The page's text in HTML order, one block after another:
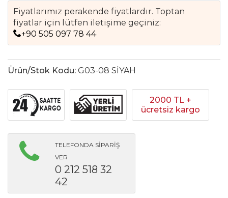
Fiyatlarımız perakende fiyatlardır. Toptan
fiyatlar için lütfen iletişime geçiniz:
+90 505 097 78 44
Ürün/Stok Kodu: G03-08 SİYAH
2000 TL +
ücretsiz kargo
TELEFONDA SİPARİŞ
VER
0 212 518 32
42